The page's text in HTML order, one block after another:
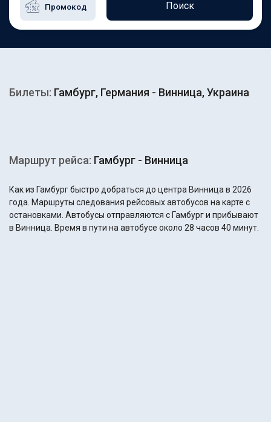
Поиск
Билеты: Гамбург, Германия - Винница, Украина
Маршрут рейса: Гамбург - Винница
Как из Гамбург быстро добраться до центра Винница в 2026
года. Маршруты следования рейсовых автобусов на карте с
остановками. Автобусы отправляются с Гамбург и прибывают
в Винница. Время в пути на автобусе около 28 часов 40 минут.